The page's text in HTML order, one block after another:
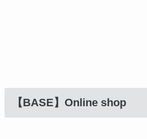
【BASE 】Online shop